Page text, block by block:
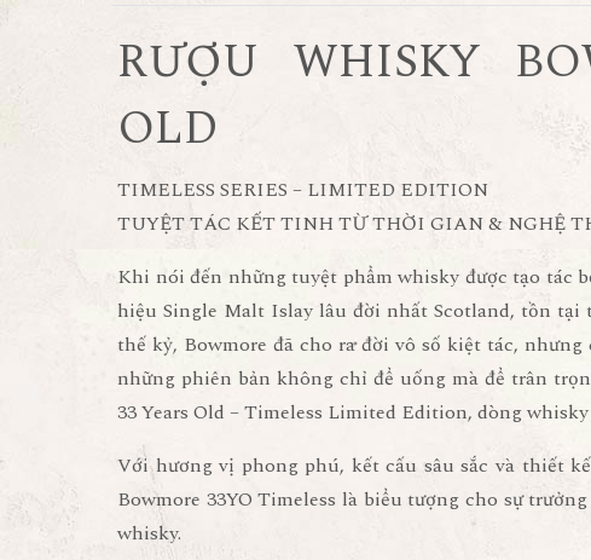
RƯỢU WHISKY
OLD
TIMELESS SERIES – LIMITED EDITION
TUYỆT TÁC KẾT TINH TỪ THỜI GIAN & NGHỆ
Khi nói đến những tuyệt phẩm whisky được tạo tác
hiệu Single Malt Islay lâu đời nhất Scotland, tồn
thế kỷ, Bowmore đã cho ra đời vô số kiệt tác,
những phiên bản không chỉ để uống mà để trân
33 Years Old – Timeless Limited Edition, dòng
Với hương vị phong phú, kết cấu sâu sắc và thiết
Bowmore 33YO Timeless là biểu tượng cho sự
whisky.